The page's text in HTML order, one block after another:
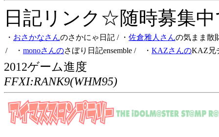
日記リンク☆随時募集
・ おさかなさんのさかにゃ日記 / ・ 佐倉雅人さんの気まま散
/ ・ monoさんのさぼり日記ensemble / ・ KAZさんのKAZ兄
2012ゲーム進度
FFXI:RANK9(WHM95)